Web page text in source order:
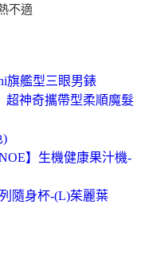
不適
旗艦型三眼男錶
超神奇攜帶型柔順魔髮
)
】生機健康果汁機-
隨身杯-(L)茱麗葉